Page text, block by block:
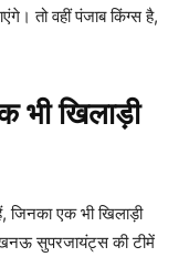
तो वहीं पंजाब किंग्स है,
खिलाड़ी
जिनका एक भी खिलाड़ी
सुपरजायंट्स की टीमें